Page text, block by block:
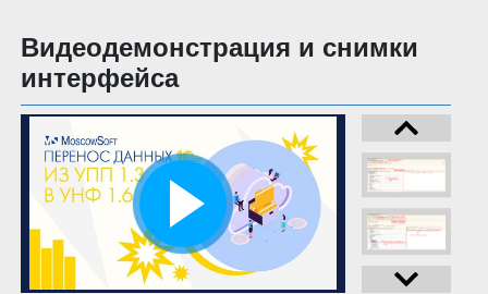
Видеодемонстрация и снимки
интерфейса